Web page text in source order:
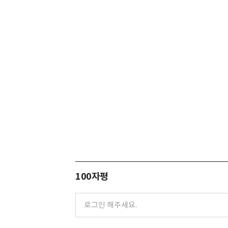
100자평